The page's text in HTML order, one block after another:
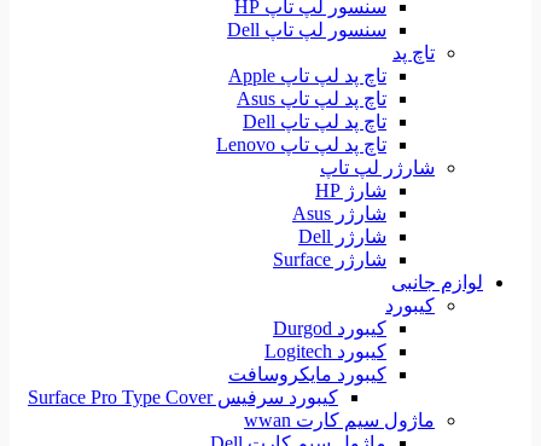
سنسور لپ تاپ HP
سنسور لپ تاپ Dell
تاچ پد
تاچ پد لپ تاپ Apple
تاچ پد لپ تاپ Asus
تاچ پد لپ تاپ Dell
تاچ پد لپ تاپ Lenovo
شارژر لپ تاپ
شارژ HP
شارژر Asus
شارژر Dell
شارژر Surface
لوازم جانبی
کیبورد
کیبورد Durgod
کیبورد Logitech
کیبورد مایکروسافت
کیبورد سرفیس Surface Pro Type Cover
ماژول سیم کارت wwan